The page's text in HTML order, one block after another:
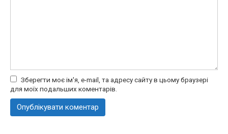
Зберегти моє ім'я, e-mail, та адресу сайту в цьому браузері
для моїх подальших коментарів.